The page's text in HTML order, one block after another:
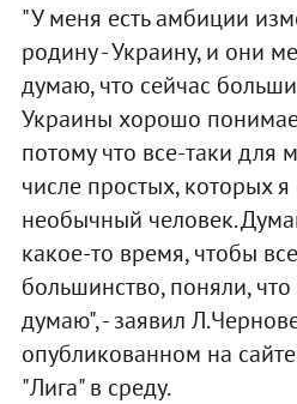
"У меня есть амбиции
родину - Украину, и они
думаю, что сейчас
Украины хорошо
потому что все-таки для
числе простых, которых
необычный человек.
какое-то время, чтобы
большинство, поняли,
думаю", - заявил
опубликованном на
"Лига" в среду.